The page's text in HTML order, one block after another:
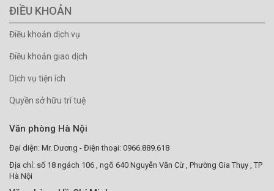
ĐIỀU KHOẢN
Điều khoản dịch vụ
Điều khoản giao dịch
Dịch vụ tiện ích
Quyền sở hữu trí tuệ
Văn phòng Hà Nội
Đại diện: Mr. Dương - Điện thoại: 0966.889.618
Địa chỉ: số 18 ngách 106 , ngõ 640 Nguyễn Văn Cừ , Phường Gia Thụy , TP
Hà Nội